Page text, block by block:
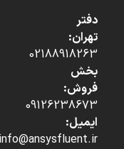
دفتر
تهران:
02188918263
بخش
فروش:
09126238673
ایمیل:
info@ansysfluent.ir